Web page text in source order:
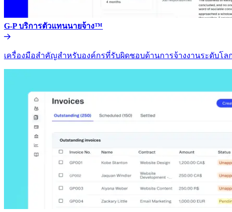
G-P บริการตัวแทนนายจ้าง™​​
เครื่องมือสำคัญสำหรับองค์กรที่รับผิดชอบด้านการจ้างงานระดับโลก